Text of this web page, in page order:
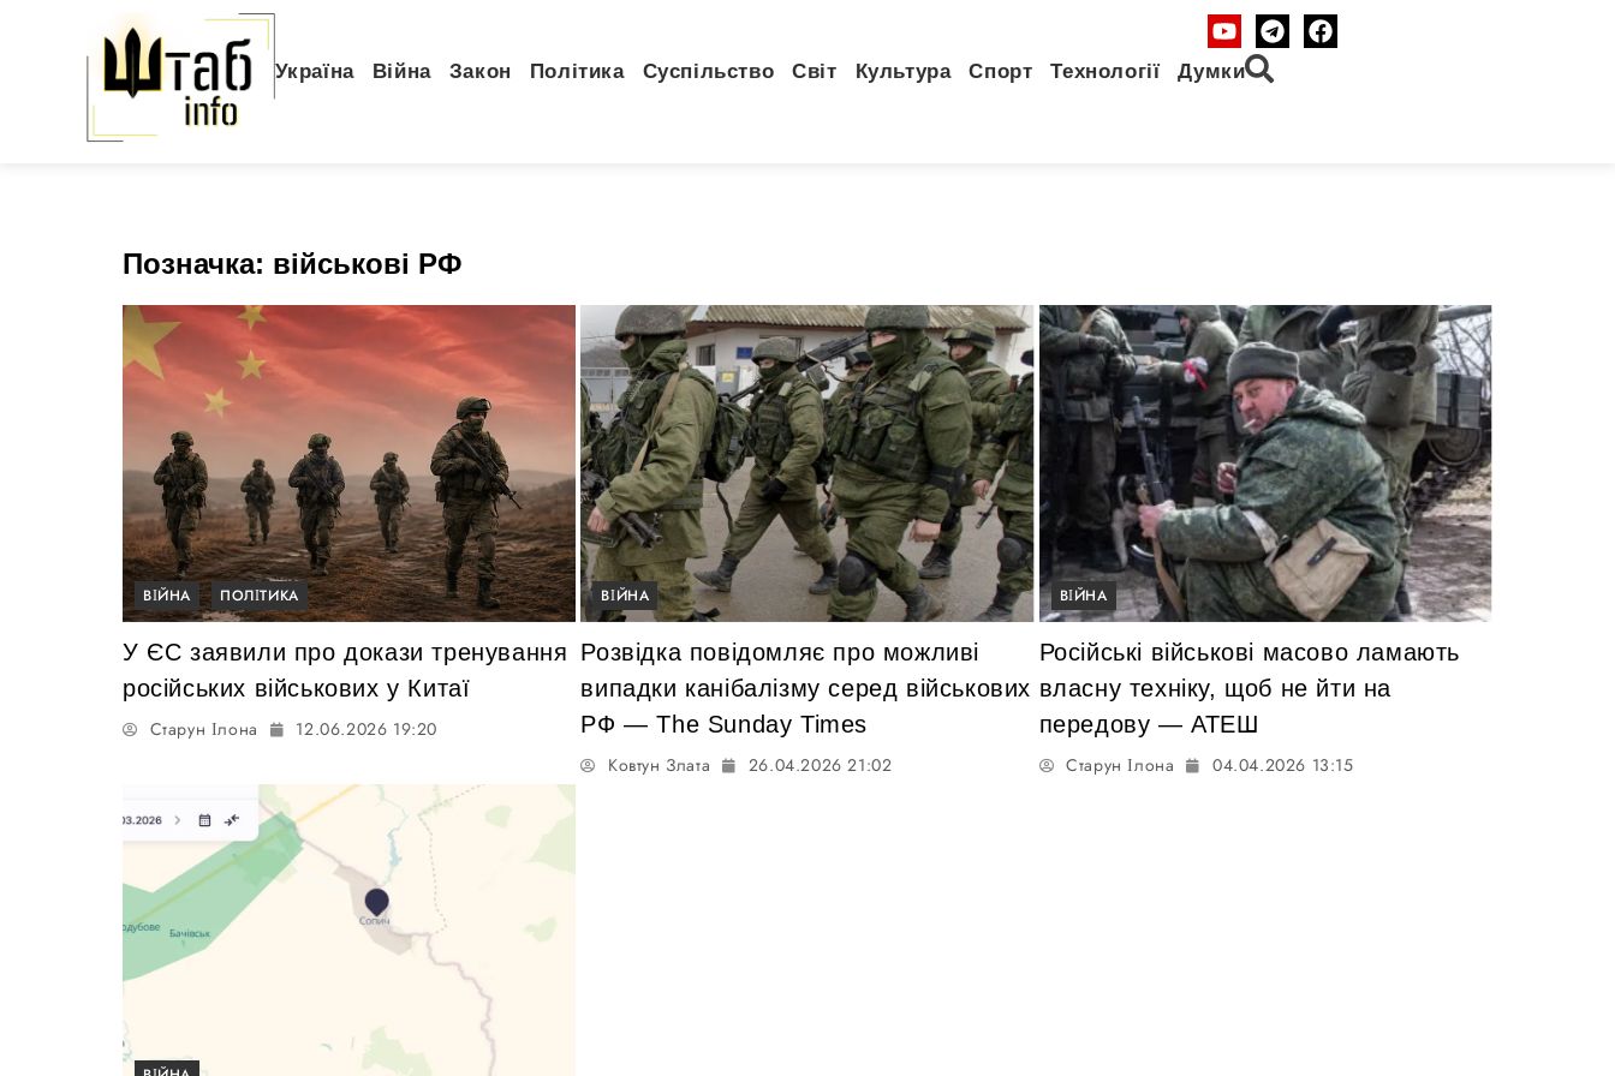
Україна Війна Закон Політика Суспільство Світ Культура Спорт Технології Думки
Позначка: військові РФ
ВІЙНА ПОЛІТИКА
У ЄС заявили про докази тренування
російських військових у Китаї
Старун Ілона 12.06.2026 19:20
ВІЙНА
Розвідка повідомляє про можливі
випадки канібалізму серед військових
РФ — The Sunday Times
Ковтун Злата 26.04.2026 21:02
ВІЙНА
Російські військові масово ламають
власну техніку, щоб не йти на
передову — АТЕШ
Старун Ілона 04.04.2026 13:15